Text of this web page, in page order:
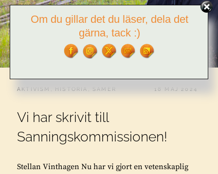
CATEGORIES:
AKTIVISM , HISTORIA , SAMER PUBLICERAT
18 MAJ 2024
Vi har skrivit till
Sanningskommissionen!
Stellan Vinthagen Nu har vi gjort en vetenskaplig
Om du gillar det du läser, dela det
gärna, tack :)